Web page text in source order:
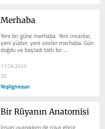
Merhaba
Yeni bir güne merhaba. Yeni insanlar,
yeni yüzler, yeni sesler merhaba. Gün
doğdu ve başladı tatlı bir
koşuşturmaca daha. Ufak tefek...
17.09.2025
20
Yeşilgiresun
Bir Rüyanın Anatomisi